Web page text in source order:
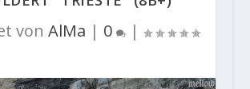
von AlMa | 0 |